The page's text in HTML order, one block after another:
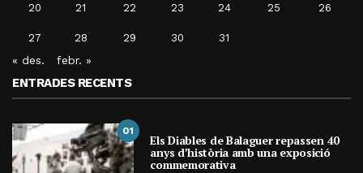
20 21 22 23 24 25 26
27 28 29 30 31
« des. febr. »
ENTRADES RECENTS
01
Els Diables de Balaguer repassen 40
anys d’història amb una exposició
commemorativa